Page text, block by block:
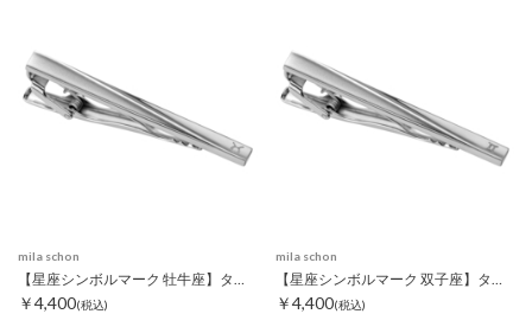
mila schon
【星座シンボルマーク 牡牛座】タイピン
￥4,400(税込)
mila schon
【星座シンボルマーク 双子座】タイピン
￥4,400(税込)